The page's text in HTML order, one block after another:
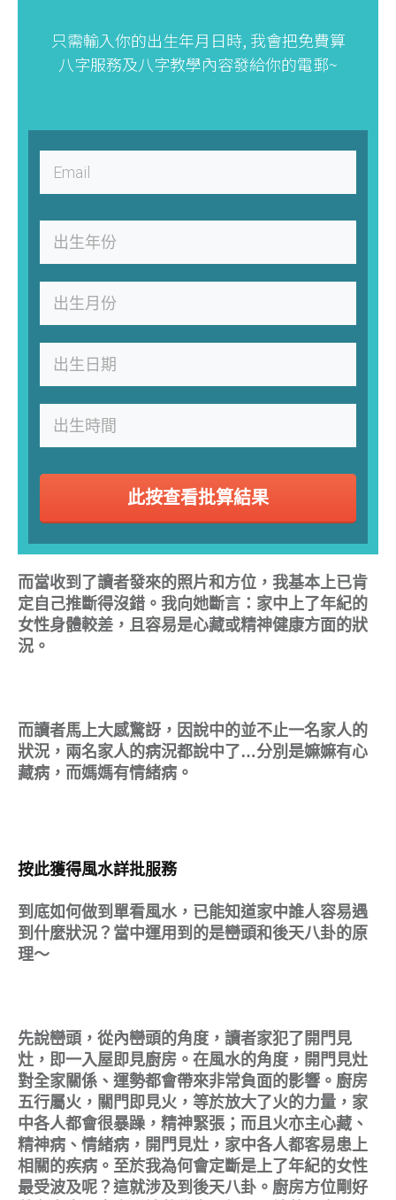
只需輸入你的出生年月日時, 我會把免費算
八字服務及八字教學內容發給你的電郵~
此按查看批算結果
而當收到了讀者發來的照片和方位，我基本上已肯
定自己推斷得沒錯。我向她斷言：家中上了年紀的
女性身體較差，且容易是心藏或精神健康方面的狀
況。
而讀者馬上大感驚訝，因說中的並不止一名家人的
狀況，兩名家人的病況都說中了…分別是嫲嫲有心
藏病，而媽媽有情緒病。
按此獲得風水詳批服務
到底如何做到單看風水，已能知道家中誰人容易遇
到什麼狀況？當中運用到的是巒頭和後天八卦的原
理～
先說巒頭，從內巒頭的角度，讀者家犯了開門見
灶，即一入屋即見廚房。在風水的角度，開門見灶
對全家關係、運勢都會帶來非常負面的影響。廚房
五行屬火，關門即見火，等於放大了火的力量，家
中各人都會很暴躁，精神緊張；而且火亦主心藏、
精神病、情緒病，開門見灶，家中各人都客易患上
相關的疾病。至於我為何會定斷是上了年紀的女性
最受波及呢？這就涉及到後天八卦。廚房方位剛好